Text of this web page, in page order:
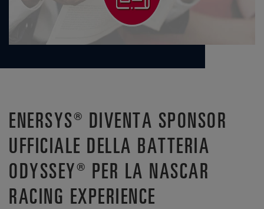
ENERSYS® DIVENTA SPONSOR
UFFICIALE DELLA BATTERIA
ODYSSEY® PER LA NASCAR
RACING EXPERIENCE